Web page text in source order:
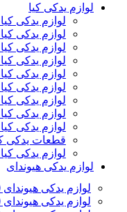
لوازم یدکی کیا
لوازم یدکی کیا
لوازم یدکی
لوازم یدکی
لوازم یدکی کیا
لوازم یدکی
لوازم یدکی
لوازم یدکی
لوازم یدکی کیا
لوازم یدکی کیا
قطعات یدکی
لوازم یدکی
لوازم یدکی هیوندای
لوازم یدکی هیوندای i10
لوازم یدکی هیوندای i20